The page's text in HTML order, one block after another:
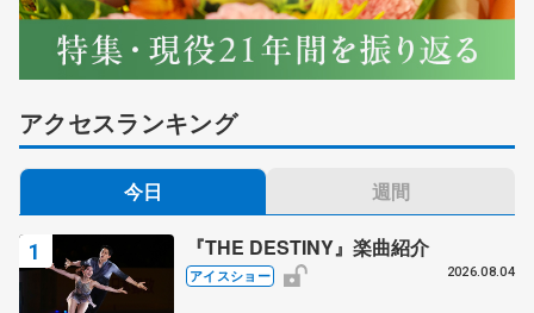
アクセスランキング
今日 週間
『THE DESTINY』楽曲紹介
アイスショー 2026.08.04